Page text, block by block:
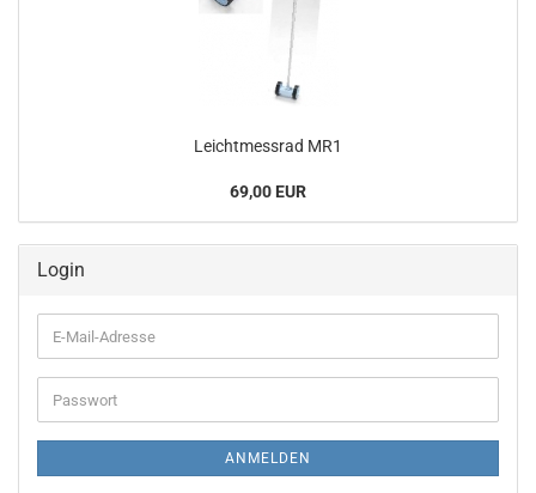
Leichtmessrad MR1
69,00 EUR
Login
E-
Mail-
Adresse
Passwort
ANMELDEN